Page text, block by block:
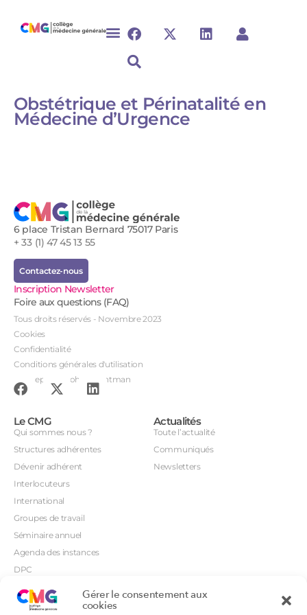
Gérer le consentement aux
cookies
Obstétrique et Périnatalité en
Médecine d’Urgence
6 place Tristan Bernard 75017 Paris
+ 33 (1) 47 45 13 55
Contactez-nous
Inscription Newsletter
Foire aux questions (FAQ)
Tous droits réservés - Novembre 2023
Cookies
Confidentialité
Conditions générales d'utilisation
Conception : John Brightman
Le CMG
Qui sommes nous ?
Structures adhérentes
Dévenir adhérent
Interlocuteurs
International
Groupes de travail
Séminaire annuel
Agenda des instances
DPC
Orientations prioritaires
Actualités
Toute l’actualité
Communiqués
Newsletters